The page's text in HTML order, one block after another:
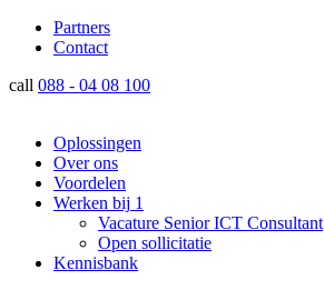
Partners
Contact
call 088 - 04 08 100
Oplossingen
Over ons
Voordelen
Werken bij 1
Vacature Senior ICT Consultant
Open sollicitatie
Kennisbank